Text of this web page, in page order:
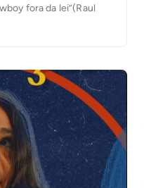
fora da lei”(Raul